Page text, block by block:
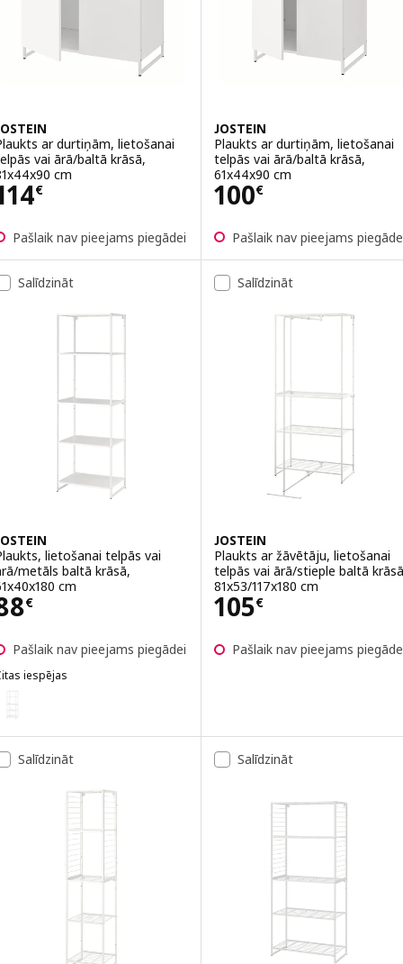
ar durtiņām, lietošanai
vai ārā/baltā krāsā,
cm
€ 114€
Pašlaik nav pieejams piegādei
JOSTEIN
Plaukts ar durtiņām, lietošanai
telpās vai ārā/baltā krāsā,
61x44x90 cm
100€
Cena 100€
Pašlaik nav pieejams
Salīdzināt
lietošanai telpās vai
metāls baltā krāsā,
cm
€ 88€
Pašlaik nav pieejams piegādei
iespējas
Salīdzināt
JOSTEIN
Plaukts ar žāvētāju, lietošanai
telpās vai ārā/stieple baltā
81x53/117x180 cm
105€
Cena 105€
Pašlaik nav pieejams
Salīdzināt Salīdzināt